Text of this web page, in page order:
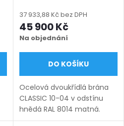
(šířka 1200–6000 mm,
výška 1000–1950 mm),
hnědá RAL 8014 matná
37 933,88 Kč bez DPH
45 900 Kč
Na objednání
DO KOŠÍKU
Ocelová dvoukřídlá brána
CLASSIC 10-04 v odstínu
hnědá RAL 8014 matná.
Bezúdržbová ocel (žárový